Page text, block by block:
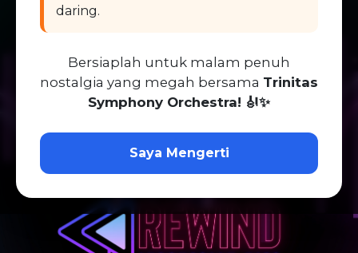
daring.
Bersiaplah untuk malam penuh
nostalgia yang megah bersama Trinitas
Symphony Orchestra! 🎻✨
Saya Mengerti